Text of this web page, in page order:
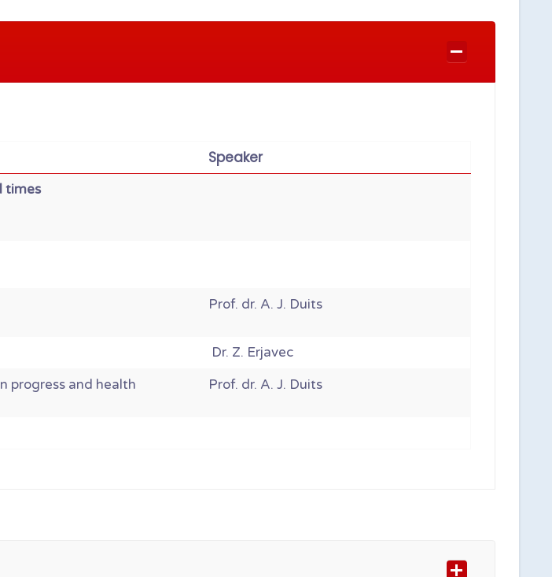
Speaker
times
Prof. dr. A. J. Duits
Dr. Z. Erjavec
progress and health Prof. dr. A. J. Duits